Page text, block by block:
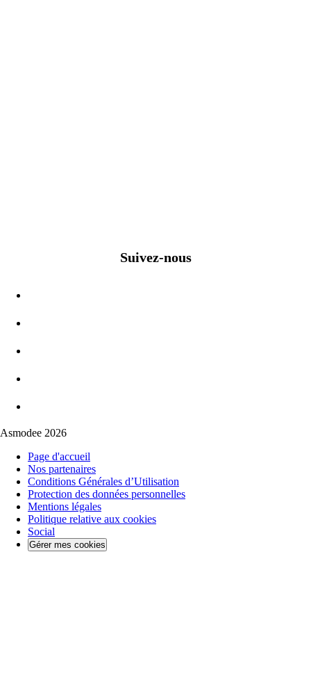
Suivez-nous
Asmodee 2026
Page d'accueil
Nos partenaires
Conditions Générales d’Utilisation
Protection des données personnelles
Mentions légales
Politique relative aux cookies
Social
Gérer mes cookies